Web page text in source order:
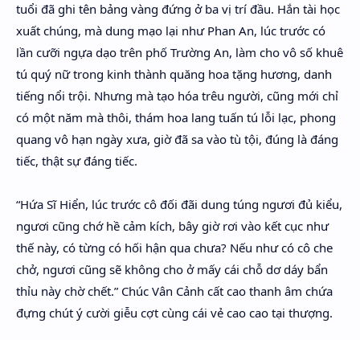
tuổi đã ghi tên bảng vàng đứng ở ba vị trí đầu. Hắn tài học
xuất chúng, mà dung mạo lại như Phan An, lúc trước có
lần cưỡi ngựa dạo trên phố Trường An, làm cho vô số khuê
tú quý nữ trong kinh thành quăng hoa tặng hương, danh
tiếng nổi trội. Nhưng mà tạo hóa trêu người, cũng mới chỉ
có một năm mà thôi, thám hoa lang tuấn tú lỗi lạc, phong
quang vô hạn ngày xưa, giờ đã sa vào tù tội, đúng là đáng
tiếc, thật sự đáng tiếc.
“Hứa Sĩ Hiển, lúc trước cô đối đãi dung túng ngươi đủ kiểu,
ngươi cũng chớ hề cảm kích, bây giờ rơi vào kết cục như
thế này, có từng có hối hận qua chưa? Nếu như có cô che
chở, ngươi cũng sẽ không cho ở mấy cái chỗ dơ dáy bẩn
thỉu này chờ chết.” Chúc Vân Cảnh cất cao thanh âm chứa
đựng chút ý cười giễu cợt cùng cái vẻ cao cao tại thượng.